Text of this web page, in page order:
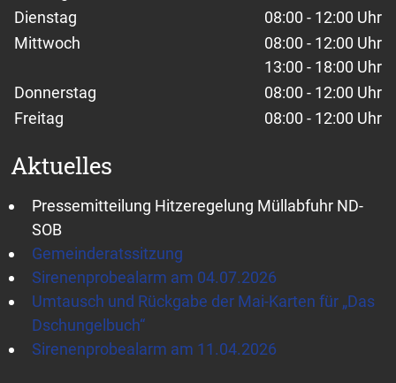
Dienstag
08:00 - 12:00 Uhr
Mittwoch
08:00 - 12:00 Uhr
13:00 - 18:00 Uhr
Donnerstag
08:00 - 12:00 Uhr
Freitag
08:00 - 12:00 Uhr
Aktuelles
Pressemitteilung Hitzeregelung Müllabfuhr ND-
SOB
Gemeinderatssitzung
Sirenenprobealarm am 04.07.2026
Umtausch und Rückgabe der Mai-Karten für „Das
Dschungelbuch“
Sirenenprobealarm am 11.04.2026